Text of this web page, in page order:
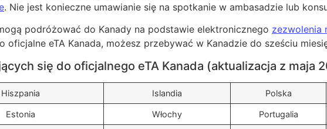
. Nie jest konieczne umawianie się na spotkanie w ambasadzie lub
podróżować do Kanady na podstawie elektronicznego zezwolenia
oficjalne eTA Kanada, możesz przebywać w Kanadzie do sześciu
się do oficjalnego eTA Kanada (aktualizacja z maja
Hiszpania Islandia Polska
Estonia Włochy Portugalia